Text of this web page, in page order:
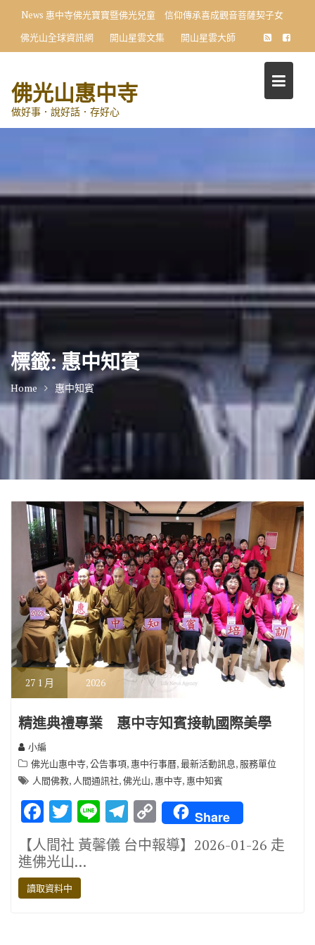
content
News 惠中寺佛光寶寶暨佛光兒童 信仰傳承喜成觀音菩薩契子女
佛光山全球資訊網
開山星雲文集 開山星雲大師
佛光山惠中寺
做好事．說好話．存好心
標籤:惠中知賓
Home 惠中知賓
27 1 月 2026
精進典禮專業 惠中寺知賓接軌國際美學
小編
佛光山惠中寺,公告事項, 惠中行事曆,最新活動訊息, 服務單位
人間佛教, 人間通訊社,佛光山, 惠中寺, 惠中知賓
F
ac
e
b
o
T
w
it
te
r
Li
n
e
T
el
e
C
o
p
Share
【人間社 黃馨儀 台中報導】2026-01-26 走
進佛光山…
讀取資料中